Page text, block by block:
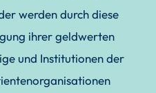
werden durch diese
ihrer geldwerten
und Institutionen der